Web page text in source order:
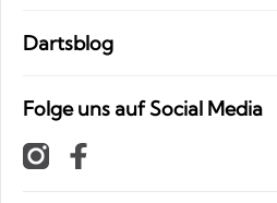
Dartsblog
Folge uns auf Social Media